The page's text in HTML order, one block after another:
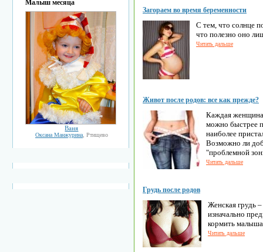
Малыш месяца
Ваня
Оксана Манжурина, Ртищево
Загораем во время беременности
С тем, что солнце
что полезно оно
Читать дальше
Живот после родов: все как прежде?
Каждая женщина
можно быстрее
наиболее
Возможно ли
"проблемной
Читать дальше
Грудь после родов
Женская грудь
изначально
кормить
Читать дальше